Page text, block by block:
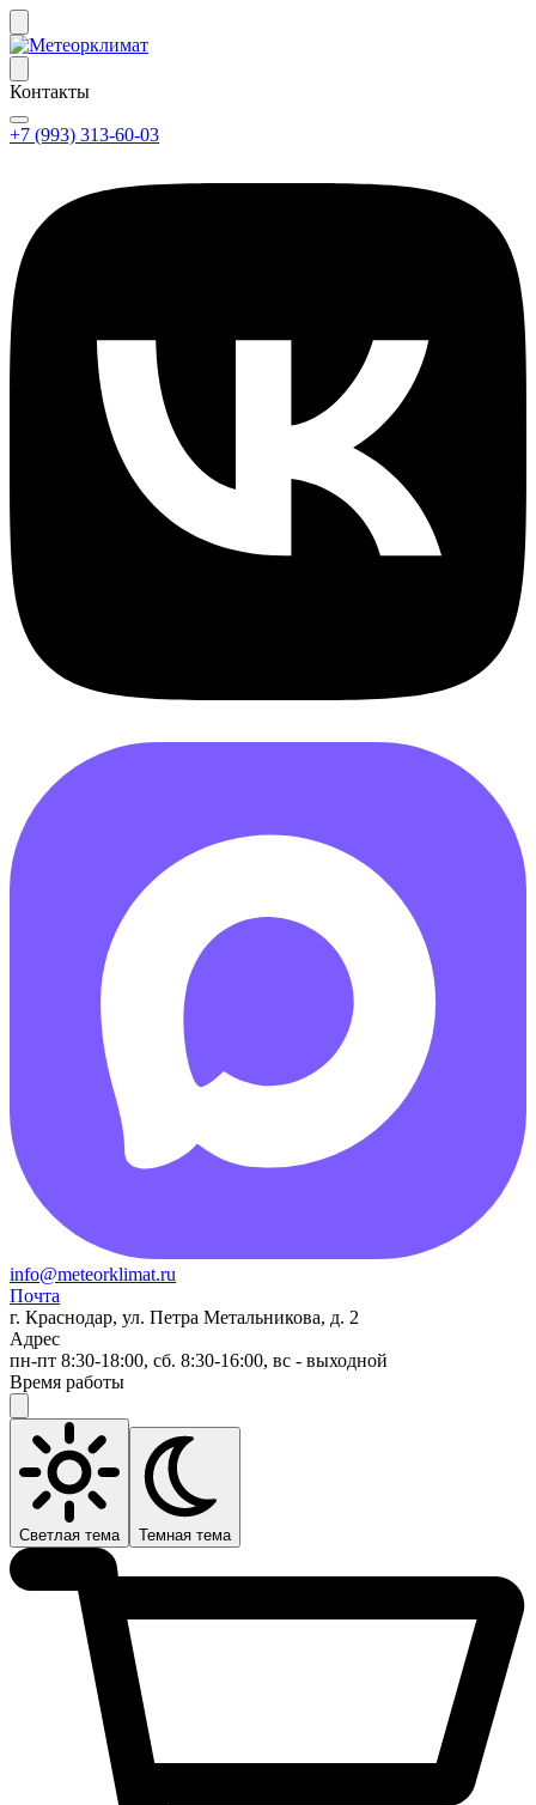
Контакты
+7 (993) 313-60-03
info@meteorklimat.ru
Почта
г. Краснодар, ул. Петра Метальникова, д. 2
Адрес
пн-пт 8:30-18:00, сб. 8:30-16:00, вс - выходной
Время работы
Светлая тема Темная тема